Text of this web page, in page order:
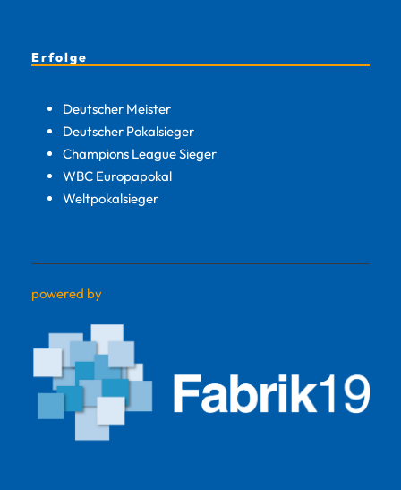
Erfolge
Deutscher Meister
Deutscher Pokalsieger
Champions League Sieger
WBC Europapokal
Weltpokalsieger
powered by